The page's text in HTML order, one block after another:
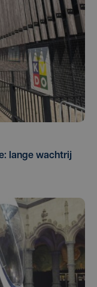
lange wachtrij